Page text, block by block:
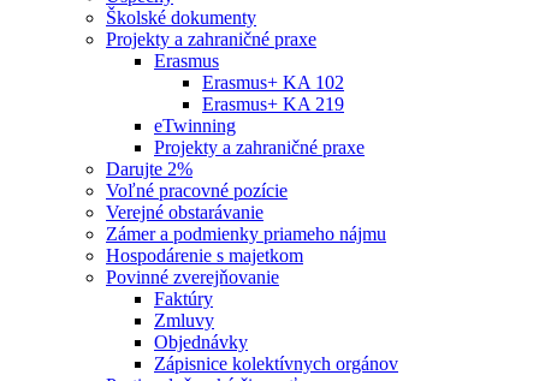
Školské dokumenty
Projekty a zahraničné praxe
Erasmus
Erasmus+ KA 102
Erasmus+ KA 219
eTwinning
Projekty a zahraničné praxe
Darujte 2%
Voľné pracovné pozície
Verejné obstarávanie
Zámer a podmienky priameho nájmu
Hospodárenie s majetkom
Povinné zverejňovanie
Faktúry
Zmluvy
Objednávky
Zápisnice kolektívnych orgánov